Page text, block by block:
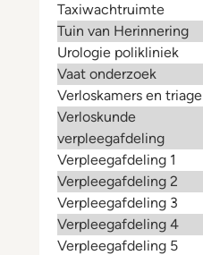
Taxiwachtruimte
Tuin van Herinnering
Urologie polikliniek
Vaat onderzoek
Verloskamers en triage
Verloskunde
verpleegafdeling
Verpleegafdeling 1
Verpleegafdeling 2
Verpleegafdeling 3
Verpleegafdeling 4
Verpleegafdeling 5